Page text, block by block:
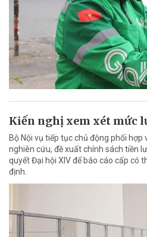
Kiến nghị xem xét mức
Bộ Nội vụ tiếp tục chủ động phối hợp
nghiên cứu, đề xuất chính sách tiền
quyết Đại hội XIV để báo cáo cấp có
định.